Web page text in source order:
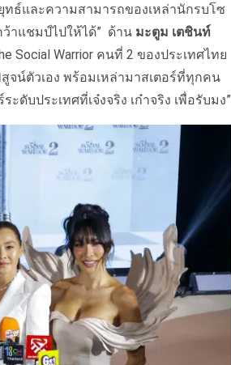
ธ์และความสามารถของเหล่านักรบโซ
าแชมป์ไปให้ได้” ด้าน มะตูม เตชินท์
Social Warrior คนที่ 2 ของประเทศไทย
จน์ตัวเอง พร้อมเหล่ามาสเตอร์ที่ทุกคน
ดับประเทศที่เจ๋งจริง เก๋าจริง เพื่อรับมง”